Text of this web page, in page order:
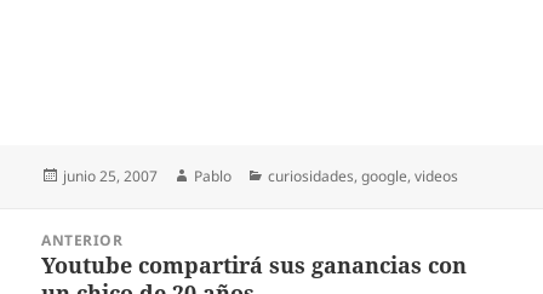
Publicado
junio 25, 2007 Autor
Pablo Categorías
curiosidades,google,videos
entradas
ANTERIOR
Entrada
Youtube compartirá sus ganancias con